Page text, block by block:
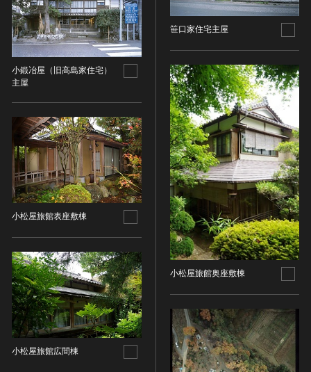
小鍛冶屋（旧高島家住宅）
主屋
小松屋旅館表座敷棟
小松屋旅館広間棟
笹口家住宅主屋
小松屋旅館奥座敷棟
南北朝 [日本]
室町 [日本]
安土・桃山 [日本]
江戸 [日本]
昭和以降 [日本]
昭和 [日本]
平成 [日本]
令和 [日本]
旧石器 [朝鮮半島]
新石器 [朝鮮半島]
鉄器 [朝鮮半島]
原三国・朝鮮三国 [朝鮮半島]
原三国・朝鮮三国 [朝鮮半島]
新羅 [朝鮮半島]
高麗 [朝鮮半島]
近代その他
絵画
日本画
油彩画
素描
東洋画(日本画を除く)
その他
版画
木版画
銅版画
リトグラフ（石版画）
シルクスクリーン
その他
彫刻
木像
金属像
石像
石膏像
所蔵館
指定区分
国宝
重要文化財
登録有形文化財
重要無形文化財
登録無形文化財
記録作成等の措置を講ずべき無形文化財
重要有形民俗文化財
重要無形民俗文化財
登録無形民俗文化財
記録作成等の措置を講ずべき無形の民俗文化財
史跡
名勝
メディア（動画等）
メディア（動画等）を選択
動画
高画質画像
画像ライセンス
画像ライセンスを選択
CC0
PDM
CC BY（表示）
CC BY-SA（表示—継承）
CC BY-ND（表示—改変禁止）
CC BY-NC（表示—非営利）
CC BY-NC-SA（表示—非営利—継承）
検索する
20件で表示
連想検索